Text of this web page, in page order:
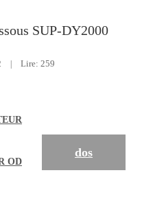
SUP-DY2000
| Lire: 259
OD
dos